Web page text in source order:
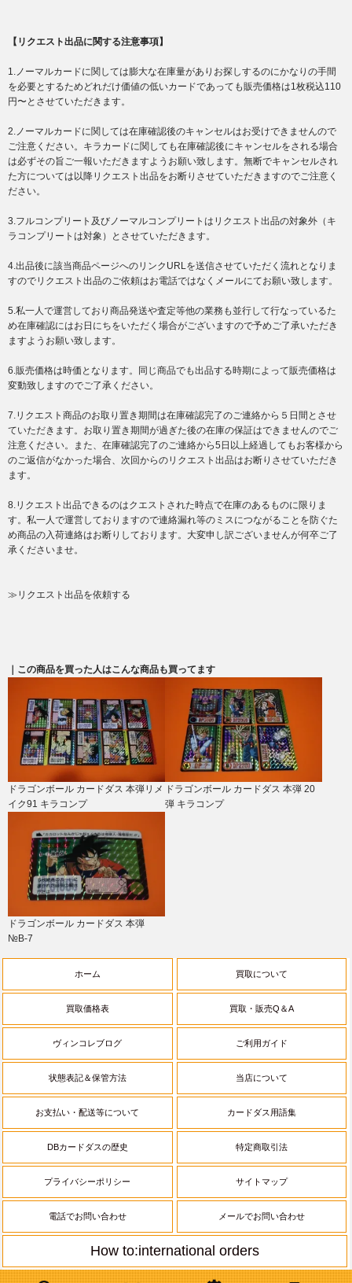
【リクエスト出品に関する注意事項】
1.ノーマルカードに関しては膨大な在庫量がありお探しするのにかなりの手間
を必要とするためどれだけ価値の低いカードであっても販売価格は1枚税込110
円〜とさせていただきます。
2.ノーマルカードに関しては在庫確認後のキャンセルはお受けできませんので
ご注意ください。キラカードに関しても在庫確認後にキャンセルをされる場合
は必ずその旨ご一報いただきますようお願い致します。無断でキャンセルされ
た方については以降リクエスト出品をお断りさせていただきますのでご注意く
ださい。
3.フルコンプリート及びノーマルコンプリートはリクエスト出品の対象外（キ
ラコンプリートは対象）とさせていただきます。
4.出品後に該当商品ページへのリンクURLを送信させていただく流れとなりま
すのでリクエスト出品のご依頼はお電話ではなくメールにてお願い致します。
5.私一人で運営しており商品発送や査定等他の業務も並行して行なっているた
め在庫確認にはお日にちをいただく場合がございますので予めご了承いただき
ますようお願い致します。
6.販売価格は時価となります。同じ商品でも出品する時期によって販売価格は
変動致しますのでご了承ください。
7.リクエスト商品のお取り置き期間は在庫確認完了のご連絡から５日間とさせ
ていただきます。お取り置き期間が過ぎた後の在庫の保証はできませんのでご
注意ください。また、在庫確認完了のご連絡から5日以上経過してもお客様から
のご返信がなかった場合、次回からのリクエスト出品はお断りさせていただき
ます。
8.リクエスト出品できるのはクエストされた時点で在庫のあるものに限りま
す。私一人で運営しておりますので連絡漏れ等のミスにつながることを防ぐた
め商品の入荷連絡はお断りしております。大変申し訳ございませんが何卒ご了
承くださいませ。
≫リクエスト出品を依頼する
｜この商品を買った人はこんな商品も買ってます
ドラゴンボール カードダス 本弾リメ
イク91 キラコンプ
ドラゴンボール カードダス 本弾 20
弾 キラコンプ
ドラゴンボール カードダス 本弾
№B-7
ホーム 買取について
買取価格表 買取・販売Q＆A
ヴィンコレブログ ご利用ガイド
状態表記＆保管方法 当店について
お支払い・配送等について カードダス用語集
DBカードダスの歴史 特定商取引法
プライバシーポリシー サイトマップ
電話でお問い合わせ メールでお問い合わせ
How to:international orders